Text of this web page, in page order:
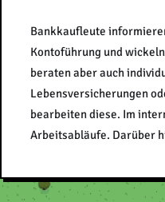
Bankkaufleute
Kontoführung und
beraten aber auch
Lebensversicherungen
bearbeiten diese. Im
Arbeitsabläufe. Darüber